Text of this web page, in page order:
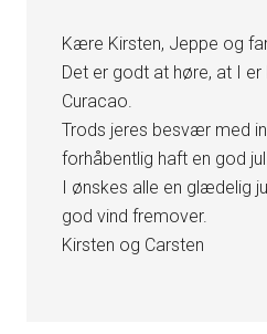
Kære Kirsten, Jeppe og
Det er godt at høre, at I
Curacao.
Trods jeres besvær med
forhåbentlig haft en god
I ønskes alle en glædelig
god vind fremover.
Kirsten og Carsten